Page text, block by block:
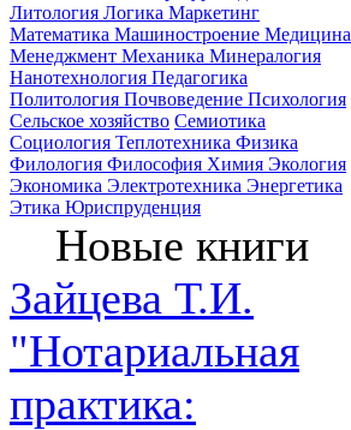
Литология Логика Маркетинг
Математика Машиностроение Медицина
Менеджмент Механика Минералогия
Нанотехнология Педагогика
Политология Почвоведение Психология
Сельское хозяйство Семиотика
Социология Теплотехника Физика
Филология Философия Химия Экология
Экономика Электротехника Энергетика
Этика Юриспруденция
Новые книги
Зайцева Т.И.
"Нотариальная
практика: